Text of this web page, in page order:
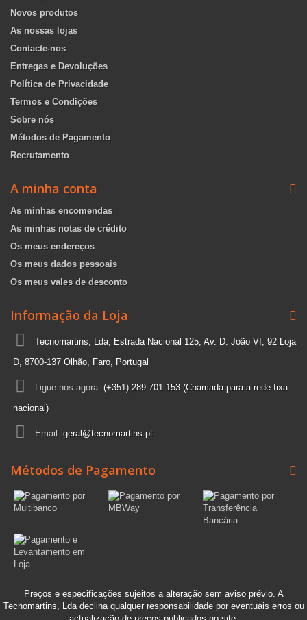
Novos produtos
As nossas lojas
Contacte-nos
Entregas e Devoluções
Política de Privacidade
Termos e Condições
Sobre nós
Métodos de Pagamento
Recrutamento
A minha conta
As minhas encomendas
As minhas notas de crédito
Os meus endereços
Os meus dados pessoais
Os meus vales de desconto
Informação da Loja
Tecnomartins, Lda, Estrada Nacional 125, Av. D. João VI, 92 Loja
D, 8700-137 Olhão, Faro, Portugal
Ligue-nos agora: (+351) 289 701 153 (Chamada para a rede fixa
nacional)
Email: geral@tecnomartins.pt
Métodos de Pagamento
Preços e especificações sujeitos a alteração sem aviso prévio. A
Tecnomartins, Lda declina qualquer responsabilidade por eventuais erros ou